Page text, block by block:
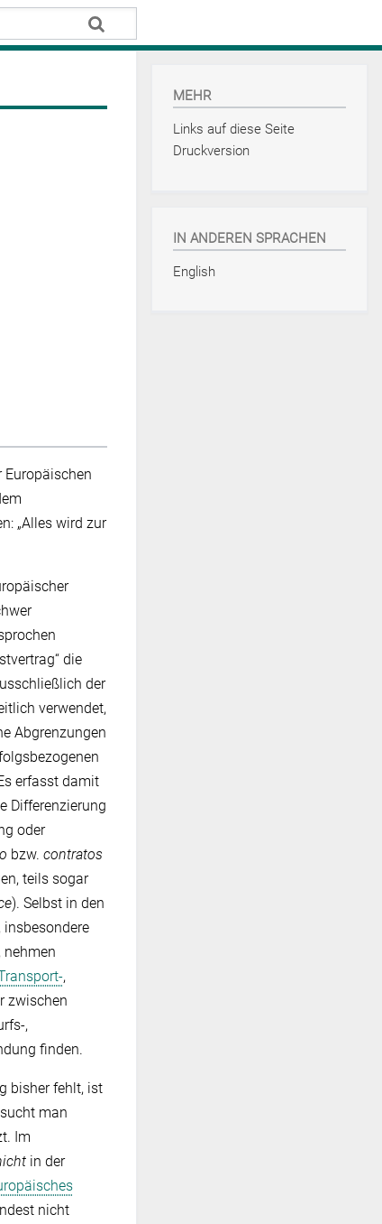
Europäischen
„Alles wird zur
die
der
verwendet,
Abgrenzungen
erfasst damit
Differenzierung
oder
bzw. contratos
teils sogar
). Selbst in den
insbesondere
nehmen
,
zwischen
,
finden.
bisher fehlt, ist
man
Im
in der
nicht
MEHR
Links auf diese Seite
Druckversion
IN ANDEREN SPRACHEN
English